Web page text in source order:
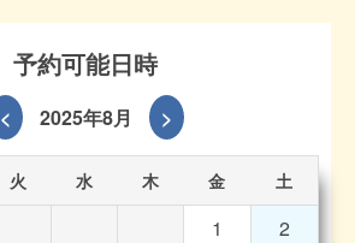
予約可能日時
< 2025年8月 >
火 水 木 金 土
1 2